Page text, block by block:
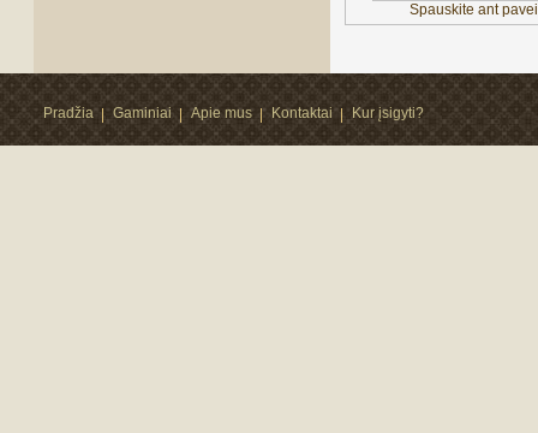
Spauskite ant
Pradžia Gaminiai Apie mus Kontaktai Kur įsigyti?